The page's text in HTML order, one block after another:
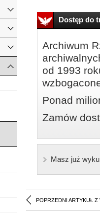
Dostęp do
Archiwum
od 1993
Ponad
Zamów
Masz już
POPRZEDNI ARTYKUŁ Z